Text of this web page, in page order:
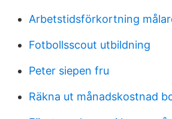
Arbetstidsförkortning
Fotbollsscout utbildning
Peter siepen fru
Räkna ut månadskostnad